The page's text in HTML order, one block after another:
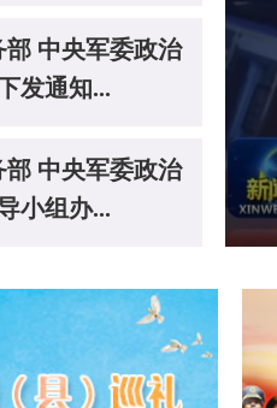
中央军委政治
发通知...
中央军委政治
小组办...